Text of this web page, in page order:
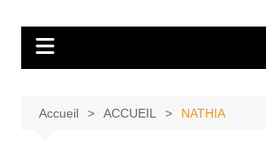
contenu
Tvdescollines
Accueil ACCUEIL NATHIA